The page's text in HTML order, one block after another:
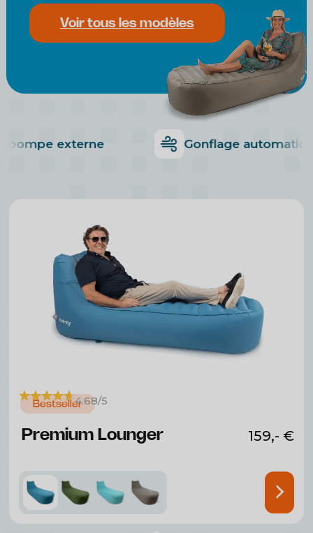
Voir tous les modèles
externe Gonflage
Bestseller4.68/5
Premium Lounger 159,- €